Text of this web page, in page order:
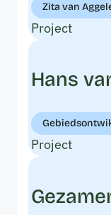
Zita van
Project
Hans
Project